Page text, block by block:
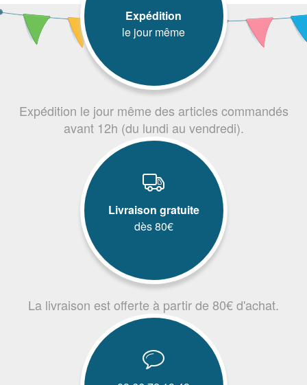
Expédition
le jour même
Expédition le jour même des articles commandés
avant 12h (du lundi au vendredi).
Livraison gratuite
dès 80€
La livraison est offerte à partir de 80€ d'achat.